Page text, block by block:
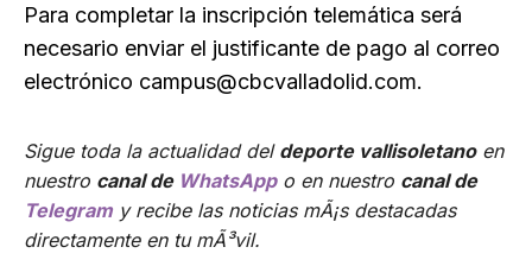
Para completar la inscripción telemática será
necesario enviar el justificante de pago al correo
electrónico campus@cbcvalladolid.com.
Sigue toda la actualidad del deporte vallisoletanoen
nuestro canal de WhatsAppo en nuestro canal de
Telegramy recibe las noticias mÃ¡s destacadas
directamente en tu mÃ³vil.